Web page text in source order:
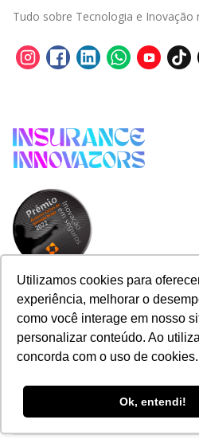
Utilizamos cookies para
experiência, melhorar o
como você interage em nosso
personalizar conteúdo. Ao
concorda com o uso de cookies.
Ok, entendi!
Tudo sobre Tecnologia e Inovação
Categorias
Eventos